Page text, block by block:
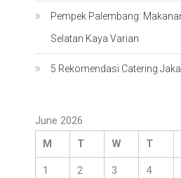
Pempek Palembang:
Selatan Kaya Varian
5 Rekomendasi Catering
June 2026
M
T W T
1 2 3 4